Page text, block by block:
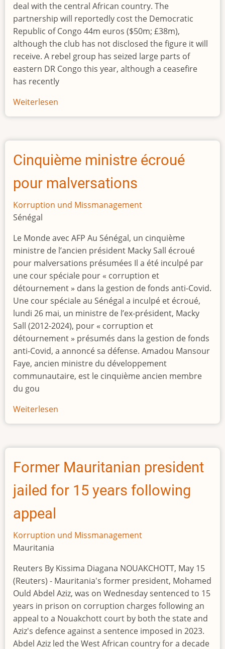
deal with the central African country. The
partnership will reportedly cost the Democratic
Republic of Congo 44m euros ($50m; £38m),
although the club has not disclosed the figure it will
receive. A rebel group has seized large parts of
eastern DR Congo this year, although a ceasefire
has recently
Weiterlesen
Barcelona
shirt
sponsorship
deal
with
war-
torn
Cinquième ministre écroué
pour malversations
Korruption und Missmanagement
Sénégal
Le Monde avec AFP Au Sénégal, un cinquième
ministre de l’ancien président Macky Sall écroué
pour malversations présumées Il a été inculpé par
une cour spéciale pour « corruption et
détournement » dans la gestion de fonds anti-Covid.
Une cour spéciale au Sénégal a inculpé et écroué,
lundi 26 mai, un ministre de l’ex-président, Macky
Sall (2012-2024), pour « corruption et
détournement » présumés dans la gestion de fonds
anti-Covid, a annoncé sa défense. Amadou Mansour
Faye, ancien ministre du développement
communautaire, est le cinquième ancien membre
du gou
Weiterlesen
Cinquième
écroué
pour
malversations
Former Mauritanian president
jailed for 15 years following
appeal
Korruption und Missmanagement
Mauritania
Reuters By Kissima Diagana NOUAKCHOTT, May 15
(Reuters) - Mauritania's former president, Mohamed
Ould Abdel Aziz, was on Wednesday sentenced to 15
years in prison on corruption charges following an
appeal to a Nouakchott court by both the state and
Aziz's defence against a sentence imposed in 2023.
Abdel Aziz led the West African country for a decade